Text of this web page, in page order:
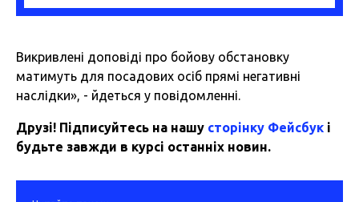
Викривлені доповіді про бойову обстановку
матимуть для посадових осіб прямі негативні
наслідки», - йдеться у повідомленні.
Друзі! Підписуйтесь на нашу сторінку Фейсбук і
будьте завжди в курсі останніх новин.